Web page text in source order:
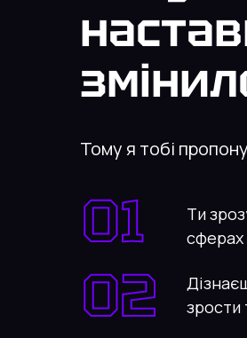
Тому я тобі
01
Ти
сферах
02
зрости